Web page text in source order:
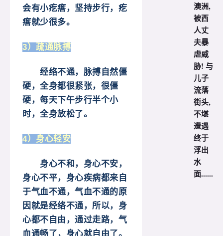
会有小疙瘩，坚持步行，疙
瘩就少很多。
3）疏通脉搏
经络不通，脉搏自然僵
硬，全身都很紧张，很僵
硬，每天下午步行半个小
时，全身放松了。
4）身心轻安
身心不和，身心不安，
身心不平，身心疾病都来自
于气血不通，气血不通的原
因就是经络不通，所以，身
心都不自由，通过走路，气
血通畅了，身心就自由了。
澳洲,
被西
人丈
夫暴
虐威
胁! 与
儿子
流落
街头,
不堪
遭遇
终于
浮出
水
面......